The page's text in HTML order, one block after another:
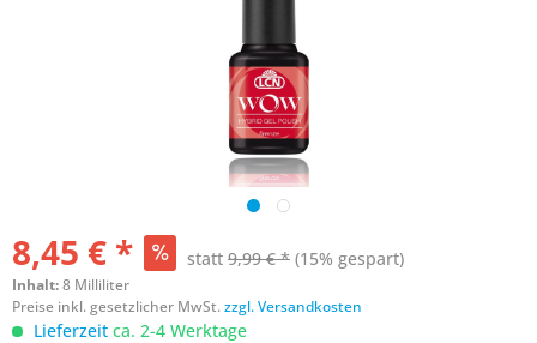
8,45 € * statt 9,99 € * (15% gespart)
Inhalt:8 Milliliter
Preise inkl. gesetzlicher MwSt.zzgl. Versandkosten
Lieferzeit ca. 2-4 Werktage